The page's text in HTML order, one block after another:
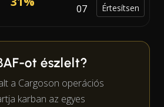
07
Értesítsen
ot észlelt?
a Cargoson operációs
karban az egyes